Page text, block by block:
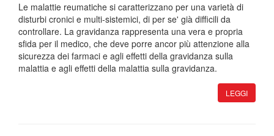
Le malattie reumatiche si caratterizzano per una varietà di
disturbi cronici e multi-sistemici, di per se' già difficili da
controllare. La gravidanza rappresenta una vera e propria
sfida per il medico, che deve porre ancor più attenzione alla
sicurezza dei farmaci e agli effetti della gravidanza sulla
malattia e agli effetti della malattia sulla gravidanza.
LEGGI